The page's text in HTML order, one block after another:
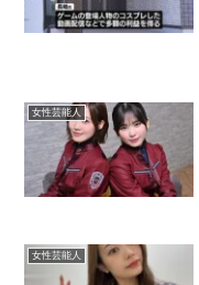
女性芸能人
女性芸能人